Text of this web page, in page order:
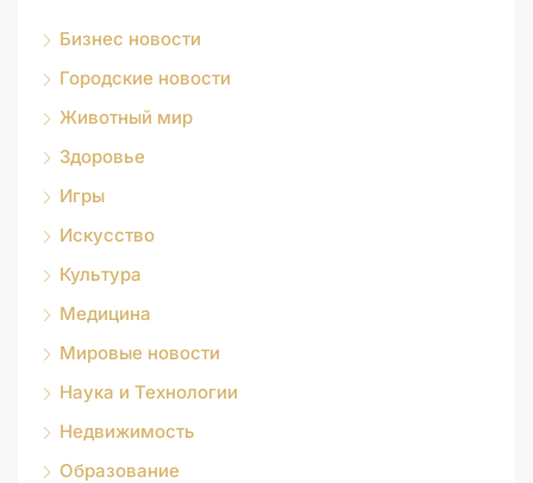
Бизнес новости
Городские новости
Животный мир
Здоровье
Игры
Искусство
Культура
Медицина
Мировые новости
Наука и Технологии
Недвижимость
Образование